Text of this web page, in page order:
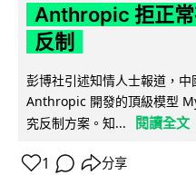
Anthropic 拒正
反制
彭博社引述知情人士報道，
Anthropic 開發的頂級模型
究反制方案。知...
閱讀全文
1 分享